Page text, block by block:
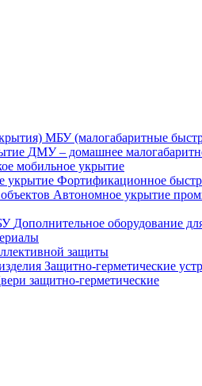
МБУ (малогабаритные
ДМУ – домашнее
мобильное укрытие
Фортификационное
Автономное укрытие
Дополнительное оборудование
защиты
Защитно-герметические
защитно-герметические